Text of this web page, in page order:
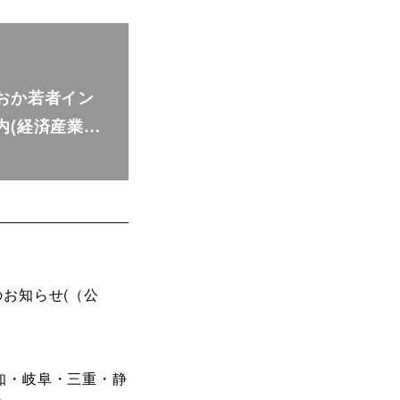
か若者イン
(経済産業…
知らせ(（公
岐阜・三重・静